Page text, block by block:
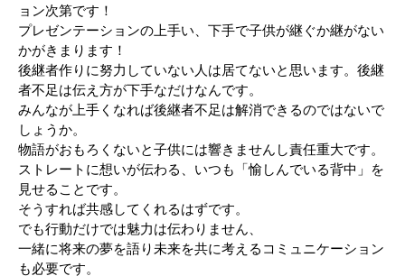
ョン次第です！
プレゼンテーションの上手い、下手で子供が継ぐか継がない
かがきまります！
後継者作りに努力していない人は居てないと思います。後継
者不足は伝え方が下手なだけなんです。
みんなが上手くなれば後継者不足は解消できるのではないで
しょうか。
物語がおもろくないと子供には響きませんし責任重大です。
ストレートに想いが伝わる、いつも「愉しんでいる背中」を
見せることです。
そうすれば共感してくれるはずです。
でも行動だけでは魅力は伝わりません、
一緒に将来の夢を語り未来を共に考えるコミュニケーション
も必要です。